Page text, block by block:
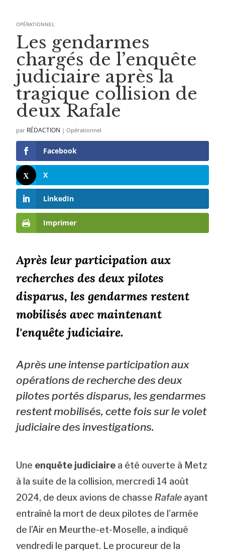
OPÉRATIONNEL
Les gendarmes
chargés de l’enquête
judiciaire après la
tragique collision de
deux Rafale
par RÉDACTION |Opérationnel
Facebook
X
LinkedIn
Imprimer
Après leur participation aux
recherches des deux pilotes
disparus, les gendarmes restent
mobilisés avec maintenant
l'enquête judiciaire.
Après une intense participation aux
opérations de recherche des deux
pilotes portés disparus, les gendarmes
restent mobilisés, cette fois sur le volet
judiciaire des investigations.
Une enquête judiciaire a été ouverte à Metz
à la suite de la collision, mercredi 14 août
2024, de deux avions de chasse Rafale ayant
entraîné la mort de deux pilotes de l’armée
de l’Air en Meurthe-et-Moselle, a indiqué
vendredi le parquet. Le procureur de la